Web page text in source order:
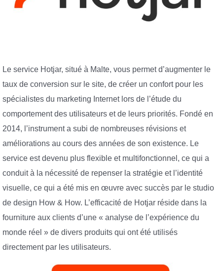
Le service Hotjar, situé à Malte, vous permet d’augmenter le
taux de conversion sur le site, de créer un confort pour les
spécialistes du marketing Internet lors de l’étude du
comportement des utilisateurs et de leurs priorités. Fondé en
2014, l’instrument a subi de nombreuses révisions et
améliorations au cours des années de son existence. Le
service est devenu plus flexible et multifonctionnel, ce qui a
conduit à la nécessité de repenser la stratégie et l’identité
visuelle, ce qui a été mis en œuvre avec succès par le studio
de design How & How. L’efficacité de Hotjar réside dans la
fourniture aux clients d’une « analyse de l’expérience du
monde réel » de divers produits qui ont été utilisés
directement par les utilisateurs.